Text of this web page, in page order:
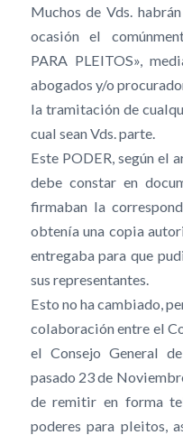
Muchos de Vds.
ocasión el
PARA PLEITOS»,
abogados y/o
la tramitación de
cual sean Vds. parte.
Este PODER, según el
debe constar en
firmaban la
obtenía una copia
entregaba para que
sus representantes.
Esto no ha cambiado,
colaboración entre el
el Consejo General
pasado 23 de
de remitir en forma
poderes para pleitos,